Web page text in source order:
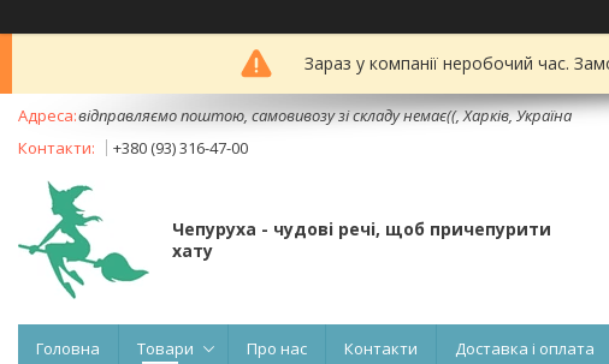
Зараз у компанії неробочий час.
відправляємо поштою, самовивозу зі складу немає((, Харків, Україна
+380 (93) 316-47-00
Чепуруха - чудовi речi, щоб причепурити
хату
Головна Товари Про нас Контакти Доставка і оплата